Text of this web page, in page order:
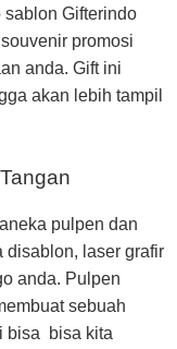
Gifterindo
promosi
anda. Gift ini
akan lebih tampil
pulpen dan
disablon, laser grafir
anda. Pulpen
sebuah
bisa bisa kita